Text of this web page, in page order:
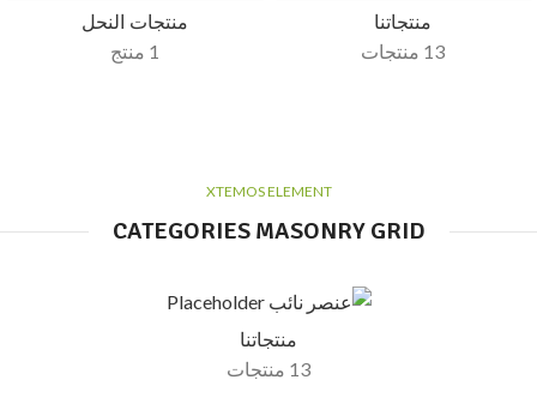
منتجاتنا
13 منتجات
منتجات النحل
1 منتج
XTEMOS ELEMENT
CATEGORIES MASONRY GRID
منتجاتنا
13 منتجات